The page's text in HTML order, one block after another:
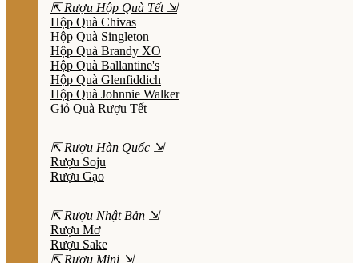
⇱ Rượu Hộp Quà Tết ⇲
Hộp Quà Chivas
Hộp Quà Singleton
Hộp Quà Brandy XO
Hộp Quà Ballantine's
Hộp Quà Glenfiddich
Hộp Quà Johnnie Walker
Giỏ Quà Rượu Tết
⇱ Rượu Hàn Quốc ⇲
Rượu Soju
Rượu Gạo
⇱ Rượu Nhật Bản ⇲
Rượu Mơ
Rượu Sake
⇱ Rượu Mini ⇲